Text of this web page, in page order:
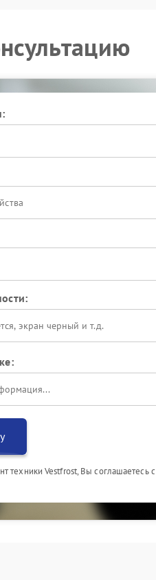
техники Vestfrost, Вы соглашаетесь с